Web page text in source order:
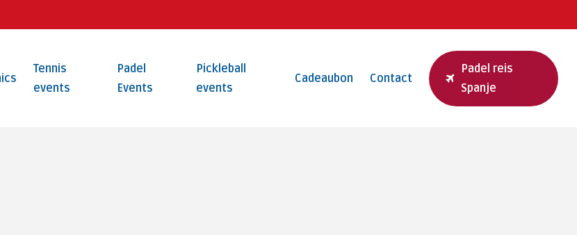
Tennis
events
Padel
Events
Pickleball
events
Cadeaubon Contact
Padel reis
Spanje